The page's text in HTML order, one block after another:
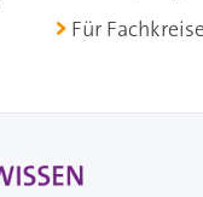
Für Fachkreise